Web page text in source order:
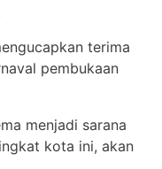
terima
pembukaan
menjadi sarana
kota ini, akan